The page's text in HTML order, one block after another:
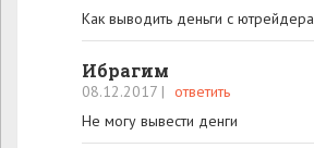
Как выводить деньги с ютрейдера
Ибрагим
08.12.2017 | ответить
Не могу вывести денги